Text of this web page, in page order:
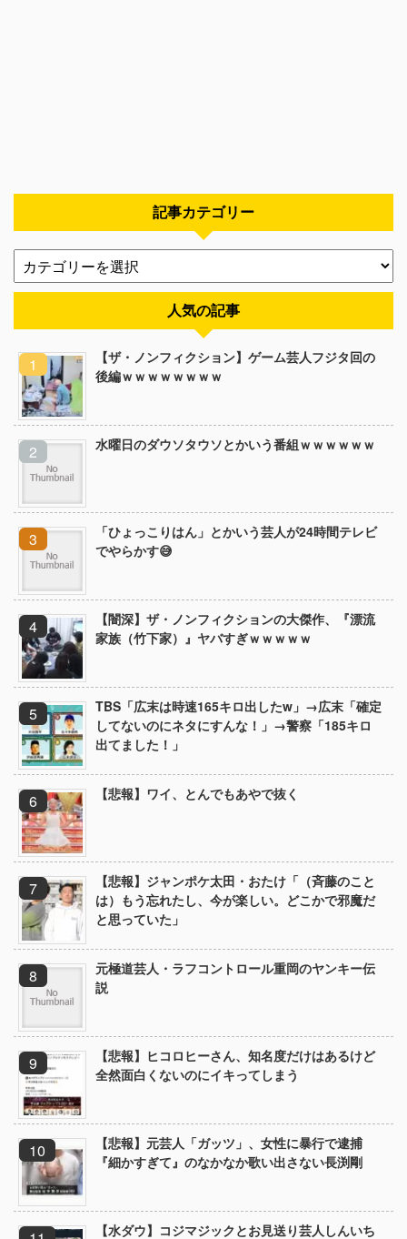
記事カテゴリー
人気の記事
【ザ・ノンフィクション】ゲーム芸人フジタ回の
後編ｗｗｗｗｗｗｗｗ
水曜日のダウソタウソとかいう番組ｗｗｗｗｗｗ
「ひょっこりはん」とかいう芸人が24時間テレビ
でやらかす😅
【闇深】ザ・ノンフィクションの大傑作、『漂流
家族（竹下家）』ヤバすぎｗｗｗｗｗ
TBS「広末は時速165キロ出したw」→広末「確定
してないのにネタにすんな！」→警察「185キロ
出てました！」
【悲報】ワイ、とんでもあやで抜く
【悲報】ジャンポケ太田・おたけ「（斉藤のこと
は）もう忘れたし、今が楽しい。どこかで邪魔だ
と思っていた」
元極道芸人・ラフコントロール重岡のヤンキー伝
説
【悲報】ヒコロヒーさん、知名度だけはあるけど
全然面白くないのにイキってしまう
【悲報】元芸人「ガッツ」、女性に暴行で逮捕
『細かすぎて』のなかなか歌い出さない長渕剛
【水ダウ】コジマジックとお見送り芸人しんいち